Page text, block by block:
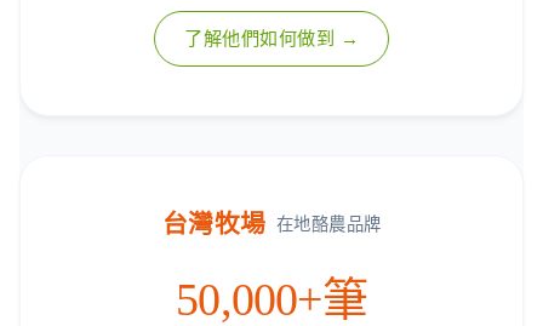
了解他們如何做到 →
台灣牧場 在地酪農品牌
50,000+筆